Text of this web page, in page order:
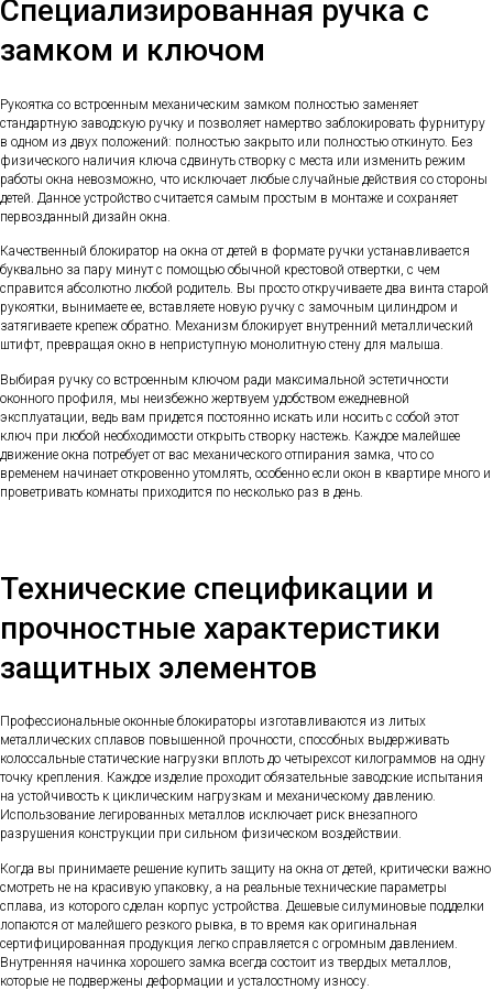
Специализированная ручка с
замком и ключом
Рукоятка со встроенным механическим замком полностью заменяет
стандартную заводскую ручку и позволяет намертво заблокировать фурнитуру
в одном из двух положений: полностью закрыто или полностью откинуто. Без
физического наличия ключа сдвинуть створку с места или изменить режим
работы окна невозможно, что исключает любые случайные действия со стороны
детей. Данное устройство считается самым простым в монтаже и сохраняет
первозданный дизайн окна.
Качественный блокиратор на окна от детей в формате ручки устанавливается
буквально за пару минут с помощью обычной крестовой отвертки, с чем
справится абсолютно любой родитель. Вы просто откручиваете два винта старой
рукоятки, вынимаете ее, вставляете новую ручку с замочным цилиндром и
затягиваете крепеж обратно. Механизм блокирует внутренний металлический
штифт, превращая окно в неприступную монолитную стену для малыша.
Выбирая ручку со встроенным ключом ради максимальной эстетичности
оконного профиля, мы неизбежно жертвуем удобством ежедневной
эксплуатации, ведь вам придется постоянно искать или носить с собой этот
ключ при любой необходимости открыть створку настежь. Каждое малейшее
движение окна потребует от вас механического отпирания замка, что со
временем начинает откровенно утомлять, особенно если окон в квартире много и
проветривать комнаты приходится по несколько раз в день.
Технические спецификации и
прочностные характеристики
защитных элементов
Профессиональные оконные блокираторы изготавливаются из литых
металлических сплавов повышенной прочности, способных выдерживать
колоссальные статические нагрузки вплоть до четырехсот килограммов на одну
точку крепления. Каждое изделие проходит обязательные заводские испытания
на устойчивость к циклическим нагрузкам и механическому давлению.
Использование легированных металлов исключает риск внезапного
разрушения конструкции при сильном физическом воздействии.
Когда вы принимаете решение купить защиту на окна от детей, критически важно
смотреть не на красивую упаковку, а на реальные технические параметры
сплава, из которого сделан корпус устройства. Дешевые силуминовые подделки
лопаются от малейшего резкого рывка, в то время как оригинальная
сертифицированная продукция легко справляется с огромным давлением.
Внутренняя начинка хорошего замка всегда состоит из твердых металлов,
которые не подвержены деформации и усталостному износу.